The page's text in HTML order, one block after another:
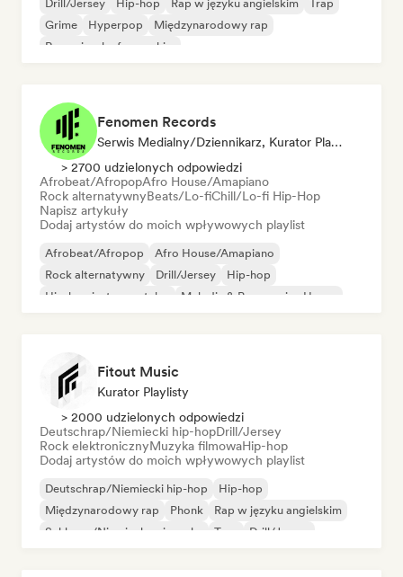
Drill/Jersey Hip-hop Rap w języku angielskim
Trap
Grime
Hyperpop
Międzynarodowy rap
Rap w języku francuskim
Fenomen Records
Serwis Medialny/Dziennikarz, Kurator Playlisty
> 2700 udzielonych odpowiedzi
Afrobeat/AfropopAfro House/Amapiano
Rock alternatywnyBeats/Lo-fiChill/Lo-fi Hip-Hop
Napisz artykuły
Dodaj artystów do moich wpływowych playlist
Afrobeat/Afropop
Afro House/Amapiano
Rock alternatywny
Drill/Jersey
Hip-hop
Hip-hop instrumentalny
Melodic & Progressive House
Fitout Music
Kurator Playlisty
> 2000 udzielonych odpowiedzi
Deutschrap/Niemiecki hip-hopDrill/Jersey
Rock elektronicznyMuzyka filmowaHip-hop
Dodaj artystów do moich wpływowych playlist
Deutschrap/Niemiecki hip-hop
Hip-hop
Międzynarodowy rap
Phonk
Rap w języku angielskim
Schlager/Niemiecka piosenka
Trap Drill/Jersey